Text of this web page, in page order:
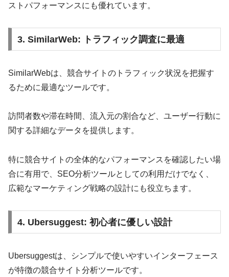
ストパフォーマンスにも優れています。
3. SimilarWeb: トラフィック調査に最適
SimilarWebは、競合サイトのトラフィック状況を把握す
るために最適なツールです。
訪問者数や滞在時間、流入元の割合など、ユーザー行動に
関する詳細なデータを提供します。
特に競合サイトの全体的なパフォーマンスを確認したい場
合に有用で、SEO分析ツールとしての利用だけでなく、
広範なマーケティング戦略の設計にも役立ちます。
4. Ubersuggest: 初心者に優しい設計
Ubersuggestは、シンプルで使いやすいインターフェース
が特徴の競合サイト分析ツールです。